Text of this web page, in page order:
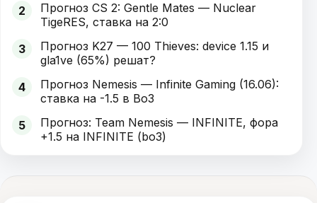
2
Прогноз CS 2: Gentle Mates — Nuclear
TigeRES, ставка на 2:0
3
Прогноз K27 — 100 Thieves: device 1.15 и
gla1ve (65%) решат?
4
Прогноз Nemesis — Infinite Gaming (16.06):
ставка на -1.5 в Bo3
5
Прогноз: Team Nemesis — INFINITE, фора
+1.5 на INFINITE (bo3)